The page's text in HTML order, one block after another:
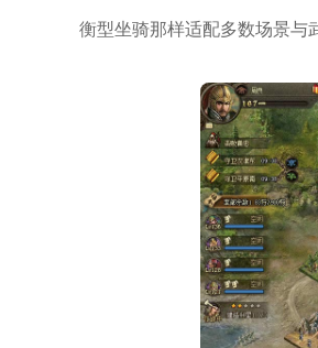
衡型坐骑那样适配多数场景与